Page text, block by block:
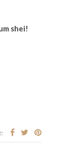
shei!